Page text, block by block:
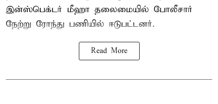
இன்ஸ்பெக்டர் மீஹா தலைமையில் போலீசார்
நேற்று ரோந்து பணியில் ஈடுபட்டனர்.
Read More